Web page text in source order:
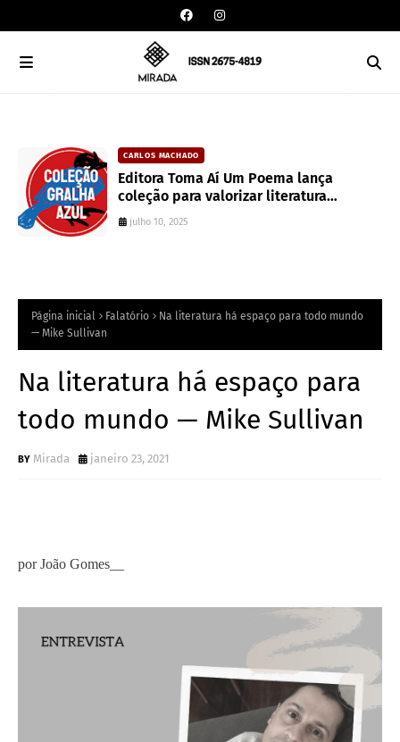
CARLOS MACHADO
Editora Toma Aí Um Poema lança
coleção para valorizar literatura
paranaense
julho 10, 2025
Página inicial Falatório
Na literatura há espaço para todo mundo
— Mike Sullivan
Na literatura há espaço para
todo mundo — Mike Sullivan
Mirada janeiro 23, 2021
por João Gomes__